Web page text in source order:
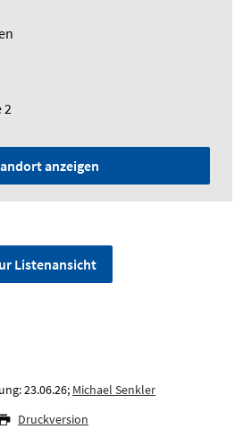
2
anzeigen
Listenansicht
23.06.26; Michael Senkler
Druckversion